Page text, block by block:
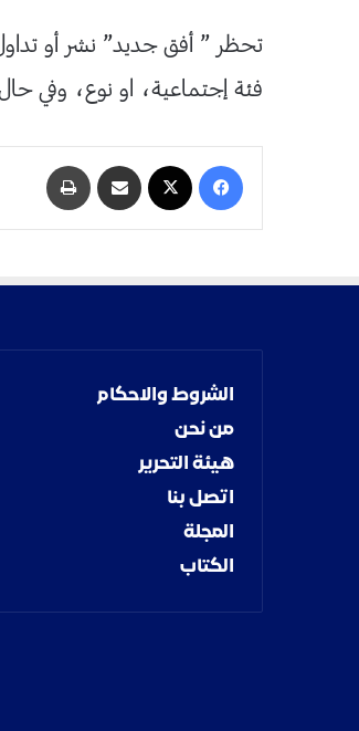
تحظر ” أفق جديد” نشر أو
فئة إجتماعية، او نوع، وفي
الشروط والاحكام
من نحن
هيئة التحرير
اتصل بنا
المجلة
الكتاب